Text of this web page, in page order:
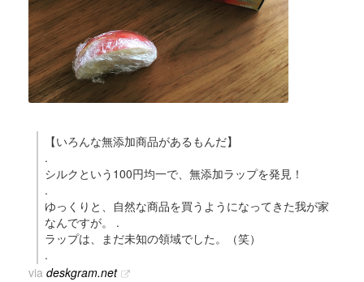
【いろんな無添加商品があるもんだ】
.
シルクという100円均一で、無添加ラップを発見！
.
ゆっくりと、自然な商品を買うようになってきた我が家
なんですが。 .
ラップは、まだ未知の領域でした。（笑）
.
via deskgram.net